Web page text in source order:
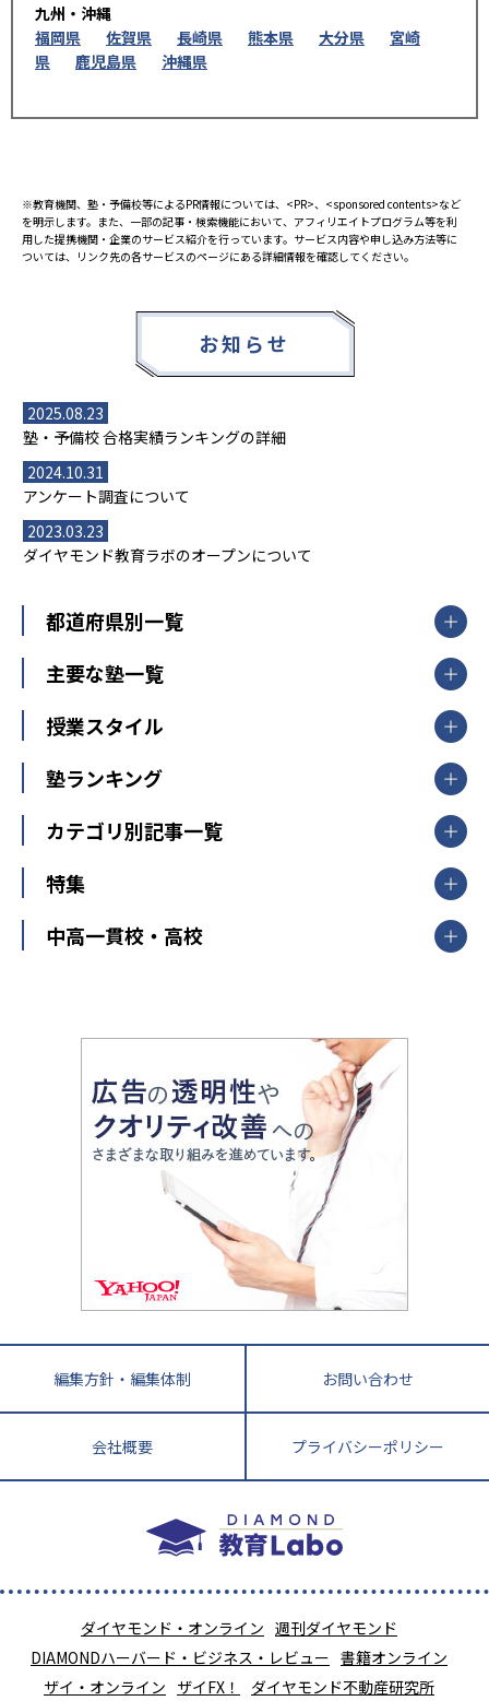
九州・沖縄
福岡県
佐賀県 長崎県 熊本県 大分県
宮崎
県
鹿児島県 沖縄県
※教育機関、塾・予備校等によるPR情報については、<PR>、<sponsored contents>など
を明示します。また、一部の記事・検索機能において、アフィリエイトプログラム等を利
用した提携機関・企業のサービス紹介を行っています。サービス内容や申し込み方法等に
ついては、リンク先の各サービスのページにある詳細情報を確認してください。
お知らせ
2025.08.23
塾・予備校 合格実績ランキングの詳細
2024.10.31
アンケート調査について
2023.03.23
ダイヤモンド教育ラボのオープンについて
都道府県別一覧
北海道・東北
山形県
福島県
関東
東京都
神奈川県
茨城県
栃木県
群馬県
新潟県
中部
愛知県
静岡県
長野県
大阪府
兵庫県 京都府 奈良県
和歌山県
鳥取県
島根県 岡山県 広島県
香川県
高知県
長崎県 熊本県
鹿児島県 沖縄県
主要な塾一覧
【掲載塾一覧を見る】
東京個別指導学院
明光義塾
個別教室のトライ
武田塾
授業スタイル
個別指導
オンライン指導
塾ランキング
中学受験ランキング
カテゴリ別記事一覧
中学受験
大学受験
教育全般
中学受験に熱心な市区町村ランキング
小学校受験
家庭教師
特集
開成番長直伝！子どもの受験を成功させる方法
運動と遊びを考える
情報Ⅰ、数学が苦手な人注目！最短距離の学力
アップ法
悩み多き「大学受験」相談室
英語・英会話・英検対策
小学校教師が解説！中学受験のリアル
教育ジャーナリストが徹底解説！ 大学受験の羅
中高一貫校・高校
大学入試改革
ママテクエグザム
進化する中高一貫校・高校
編集方針・編集体制 お問い合わせ
会社概要 プライバシーポリシー
ダイヤモンド・オンライン 週刊ダイヤモンド
DIAMONDハーバード・ビジネス・レビュー 書籍オンライン
ザイ・オンライン ザイFX！ ダイヤモンド不動産研究所